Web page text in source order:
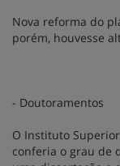
Nova reforma do
porém, houvesse
- Doutoramentos
O Instituto
conferia o grau de